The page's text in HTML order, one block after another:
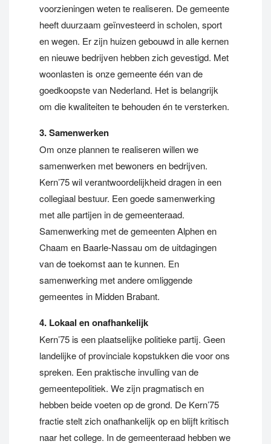
voorzieningen weten te realiseren. De gemeente
heeft duurzaam geïnvesteerd in scholen, sport
en wegen. Er zijn huizen gebouwd in alle kernen
en nieuwe bedrijven hebben zich gevestigd. Met
woonlasten is onze gemeente één van de
goedkoopste van Nederland. Het is belangrijk
om die kwaliteiten te behouden én te versterken.
3. Samenwerken
Om onze plannen te realiseren willen we
samenwerken met bewoners en bedrijven.
Kern’75 wil verantwoordelijkheid dragen in een
collegiaal bestuur. Een goede samenwerking
met alle partijen in de gemeenteraad.
Samenwerking met de gemeenten Alphen en
Chaam en Baarle-Nassau om de uitdagingen
van de toekomst aan te kunnen. En
samenwerking met andere omliggende
gemeentes in Midden Brabant.
4. Lokaal en onafhankelijk
Kern’75 is een plaatselijke politieke partij. Geen
landelijke of provinciale kopstukken die voor ons
spreken. Een praktische invulling van de
gemeentepolitiek. We zijn pragmatisch en
hebben beide voeten op de grond. De Kern’75
fractie stelt zich onafhankelijk op en blijft kritisch
naar het college. In de gemeenteraad hebben we